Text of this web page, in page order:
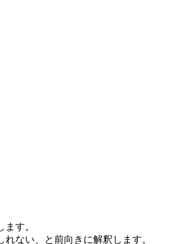
す。
ない、と前向きに解釈します。